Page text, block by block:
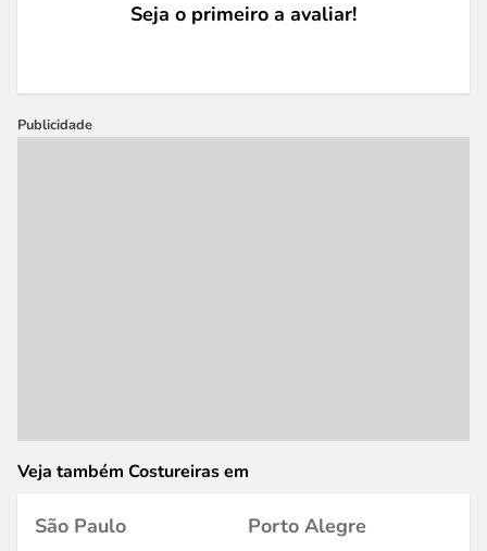
Seja o primeiro a avaliar!
Publicidade
Veja também Costureiras em
São Paulo
Porto Alegre